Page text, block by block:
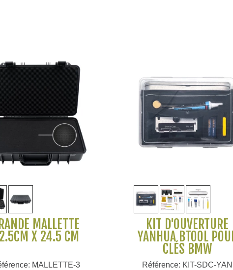
Voir plus
MALLETTE
X 24.5 CM
MALLETTE-3
Voir plus
KIT D'OUVERTURE
YANHUA BTOOL
CLÉS BMW
Référence: KIT-SDC-YAN